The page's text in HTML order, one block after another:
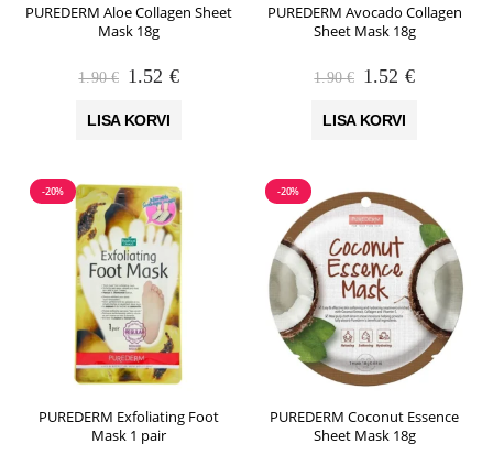
PUREDERM Aloe Collagen Sheet
Mask 18g
1.90€ Algne
oli:
1.52 €Praegune
LISA KORVI
PUREDERM Avocado Collagen
Sheet Mask 18g
1.90€ Algne
oli:
1.52 €Praegune
LISA KORVI
-20%
PUREDERM Exfoliating Foot
Mask 1 pair
-20%
PUREDERM Coconut Essence
Sheet Mask 18g